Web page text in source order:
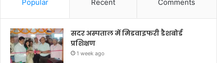
Popular Recent Comments
सदर अस्पताल में मिडवाइफरी डैशबोर्ड
प्रशिक्षण
1 week ago